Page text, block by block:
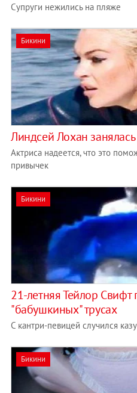
Супруги нежились на пляже
Бикини
Линдсей Лохан
Актриса надеется, что это
привычек
Бикини
21-летняя Тейлор
"бабушкиных" трусах
С кантри-певицей случился
Бикини